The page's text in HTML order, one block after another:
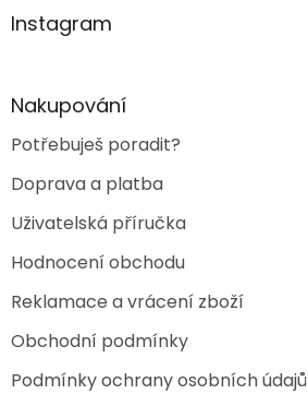
aInstagram
Nakupování
Potřebuješ poradit?
Doprava a platba
Uživatelská příručka
Hodnocení obchodu
Reklamace a vrácení zboží
Obchodní podmínky
Podmínky ochrany osobních údajů